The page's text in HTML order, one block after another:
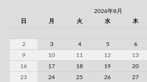
2026年8月
日
月 火 水 木
2
3 4 5 6
9
10 11 12 13
16
17 18 19 20
23
24 25 26 27